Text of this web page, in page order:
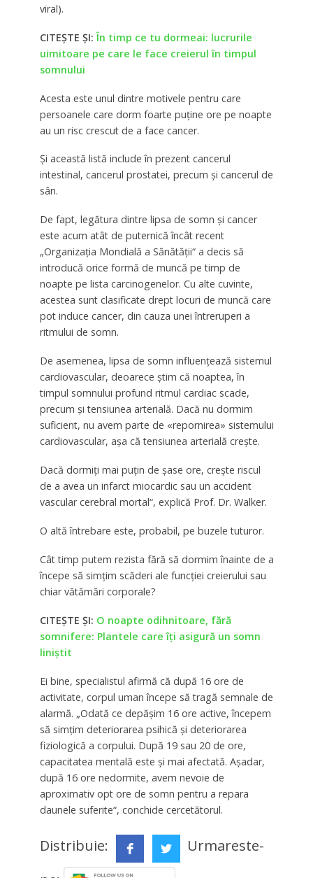
viral).
CITEȘTE ȘI:În timp ce tu dormeai: lucrurile
uimitoare pe care le face creierul în timpul
somnului
Acesta este unul dintre motivele pentru care
persoanele care dorm foarte puţine ore pe noapte
au un risc crescut de a face cancer.
Şi această listă include în prezent cancerul
intestinal, cancerul prostatei, precum şi cancerul de
sân.
De fapt, legătura dintre lipsa de somn şi cancer
este acum atât de puternică încât recent
„Organizaţia Mondială a Sănătăţii“ a decis să
introducă orice formă de muncă pe timp de
noapte pe lista carcinogenelor. Cu alte cuvinte,
acestea sunt clasificate drept locuri de muncă care
pot induce cancer, din cauza unei întreruperi a
ritmului de somn.
De asemenea, lipsa de somn influenţează sistemul
cardiovascular, deoarece ştim că noaptea, în
timpul somnului profund ritmul cardiac scade,
precum şi tensiunea arterială. Dacă nu dormim
suficient, nu avem parte de «repornirea» sistemului
cardiovascular, aşa că tensiunea arterială creşte.
Dacă dormiţi mai puţin de şase ore, creşte riscul
de a avea un infarct miocardic sau un accident
vascular cerebral mortal“, explică Prof. Dr. Walker.
O altă întrebare este, probabil, pe buzele tuturor.
Cât timp putem rezista fără să dormim înainte de a
începe să simţim scăderi ale funcţiei creierului sau
chiar vătămări corporale?
CITEȘTE ȘI: O noapte odihnitoare, fără
somnifere: Plantele care îți asigură un somn
liniștit
Ei bine, specialistul afirmă că după 16 ore de
activitate, corpul uman începe să tragă semnale de
alarmă. „Odată ce depăşim 16 ore active, începem
să simţim deteriorarea psihică şi deteriorarea
fiziologică a corpului. După 19 sau 20 de ore,
capacitatea mentală este şi mai afectată. Aşadar,
după 16 ore nedormite, avem nevoie de
aproximativ opt ore de somn pentru a repara
daunele suferite“, conchide cercetătorul.
Distribuie:
Urmareste-